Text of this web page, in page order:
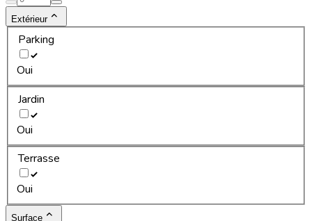
Extérieur
Parking
Oui
Jardin
Oui
Terrasse
Oui
Surface